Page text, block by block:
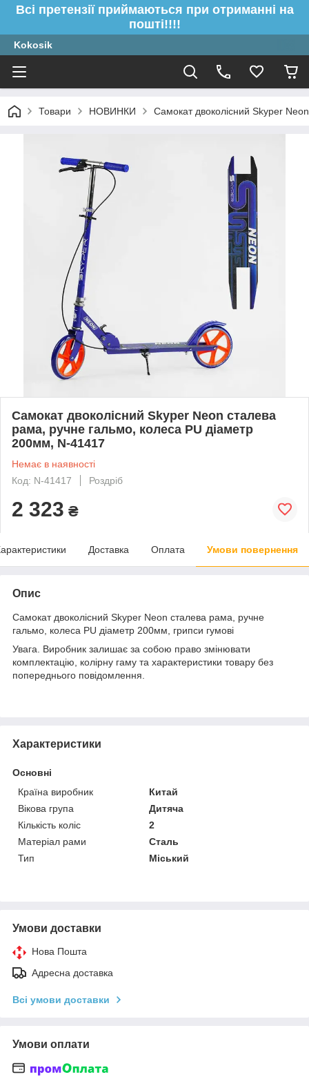
Всі претензії приймаються при отриманні на
пошті!!!!
Kokosik
Товари НОВИНКИ Самокат двоколісний Skyper
Самокат двоколісний Skyper Neon сталева
рама, ручне гальмо, колеса PU діаметр
200мм, N-41417
Немає в наявності
Код: N-41417
Роздріб
2 323 ₴
Доставка Оплата Умови повернення
Опис
Самокат двоколісний Skyper Neon сталева рама, ручне
гальмо, колеса PU діаметр 200мм, грипси гумові
Увага. Виробник залишає за собою право змінювати
комплектацію, колірну гаму та характеристики товару без
попереднього повідомлення.
Характеристики
Основні
Країна виробник
Китай
Вікова група
Дитяча
Кількість коліс
2
Матеріал рами
Сталь
Тип
Міський
Умови доставки
Нова Пошта
Адресна доставка
Всі умови доставки
Умови оплати